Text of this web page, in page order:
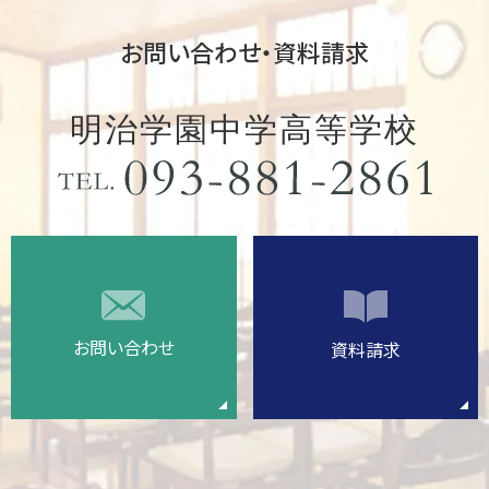
お問い合わせ・資料請求
明治学園中学高等学校
お問い合わせ 資料請求